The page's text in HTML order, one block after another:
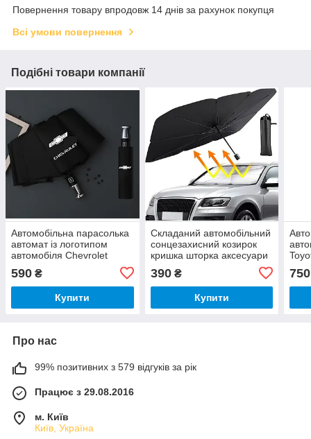
Повернення товару впродовж 14 днів за рахунок покупця
Всі умови повернення
Подібні товари компанії
Автомобільна парасолька
автомат із логотипом
автомобіля Chevrolet
590 ₴
Купити
Складаний автомобільний
сонцезахисний козирок
кришка шторка аксесуари
для захисту переднього
вікна 120*60 см.
390₴
Купити
750
Про нас
99% позитивних з 579 відгуків за рік
Працює з 29.08.2016
м. Київ
Київ, Україна